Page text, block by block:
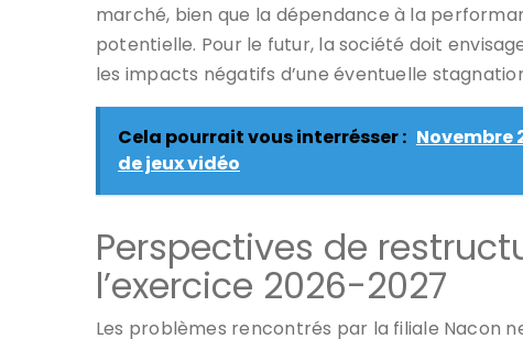
marché, bien que la dépendance à la
potentielle. Pour le futur, la société doit
les impacts négatifs d’une éventuelle
Cela pourrait vous interrésser : Novembre
de jeux vidéo
Perspectives de
l’exercice 2026-2027
Les problèmes rencontrés par la filiale Nacon